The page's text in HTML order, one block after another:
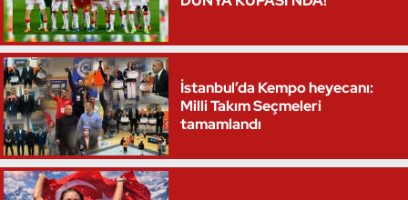
İstanbul’da Kempo heyecanı:
Milli Takım Seçmeleri
tamamlandı
Wushu Kungfu
Yelken
Yüzme